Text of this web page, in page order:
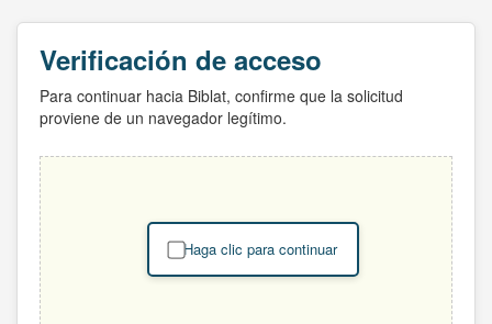
Verificación de acceso
Para continuar hacia Biblat, confirme que la solicitud
proviene de un navegador legítimo.
Haga clic para continuar